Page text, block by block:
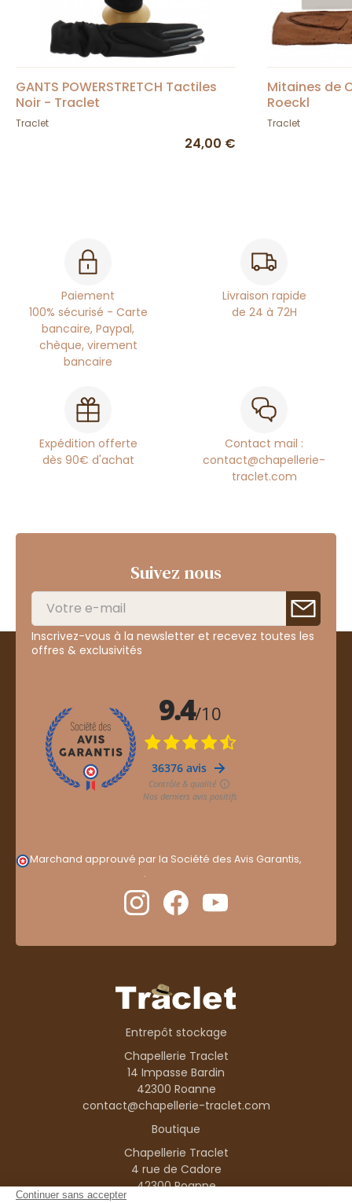
GANTS POWERSTRETCH Tactiles
Noir - Traclet
Traclet
24,00 €
Mitaines de
Roeckl
Traclet
Paiement
100% sécurisé - Carte
bancaire, Paypal,
chèque, virement
bancaire
Livraison rapide
de 24 à 72H
Expédition offerte
dès 90€ d'achat
Contact mail :
contact@chapellerie-
traclet.com
Suivez nous
Inscrivez-vous à la newsletter et recevez toutes les
offres & exclusivités
Marchand approuvé par la Société des Avis Garantis,
.
Entrepôt stockage
Chapellerie Traclet
14 Impasse Bardin
42300 Roanne
contact@chapellerie-traclet.com
Boutique
Chapellerie Traclet
4 rue de Cadore
42300 Roanne